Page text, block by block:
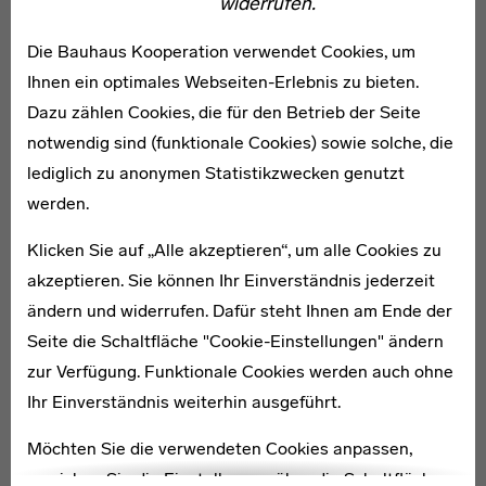
Die Bauhaus Kooperation verwendet Cookies, um
Ihnen ein optimales Webseiten-Erlebnis zu bieten.
Dazu zählen Cookies, die für den Betrieb der Seite
notwendig sind (funktionale Cookies) sowie solche, die
lediglich zu anonymen Statistikzwecken genutzt
werden.
Klicken Sie auf „Alle akzeptieren“, um alle Cookies zu
akzeptieren. Sie können Ihr Einverständnis jederzeit
ändern und widerrufen. Dafür steht Ihnen am Ende der
Seite die Schaltfläche "Cookie-Einstellungen" ändern
zur Verfügung. Funktionale Cookies werden auch ohne
Ihr Einverständnis weiterhin ausgeführt.
Möchten Sie die verwendeten Cookies anpassen,
erreichen Sie die Einstellungen über die Schaltfläche
Isabel Allende ist eine chilenisch-US-amerikanische
Bestsellerautorin. In ihrem Werk wie mit ihrer Stiftung
setzt sie sich für die Gleichberechtigung der
Geschlechter ein.